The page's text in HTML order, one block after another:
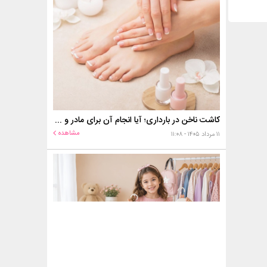
کاشت ناخن در بارداری؛ آیا انجام آن برای مادر و جنین خطر دارد؟
۱۱ مرداد ۱۴۰۵ - ۱۱:۰۸ مشاهده